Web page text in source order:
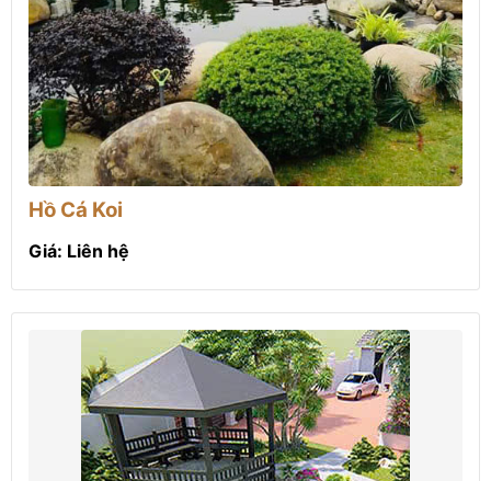
Hồ Cá Koi
Giá: Liên hệ